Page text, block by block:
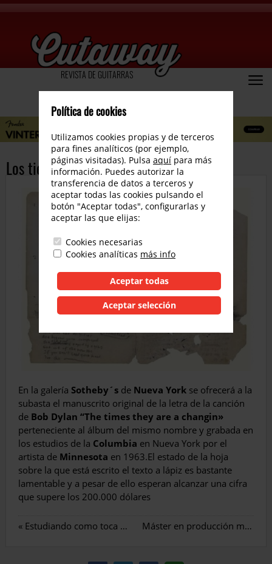
REVISTA DE GUITARRAS
Los tiempos están cambiando
En la galería Sotheby´s de Nueva York se ofrecerá a la
subasta el manuscrito original de la letra de la canción
de Bob Dylan “The times they are a changin»
perteneciente al álbum del mismo nombre y grabada en
los estudios de la Columbia en Nueva York por el
artista de Minnesota en 1963.El estado de la hoja
sobre la que está escrito el texto a lápiz es bastante
lamentable y a pesar de ello esperan alcanzar una cifra
que supere los 200.000 dólares
« Estudiando como toca Slash Máster en producción musical
Política de cookies
Utilizamos cookies propias y de terceros
para fines analíticos (por ejemplo,
páginas visitadas). Pulsa aquí para más
información. Puedes autorizar la
transferencia de datos a terceros y
aceptar todas las cookies pulsando el
botón "Aceptar todas", configurarlas y
aceptar las que elijas:
Cookies necesarias
Cookies analíticas más info
Aceptar todas
Aceptar selección